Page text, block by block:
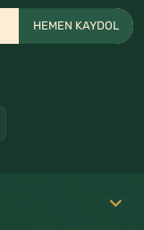
HEMEN KAYDOL